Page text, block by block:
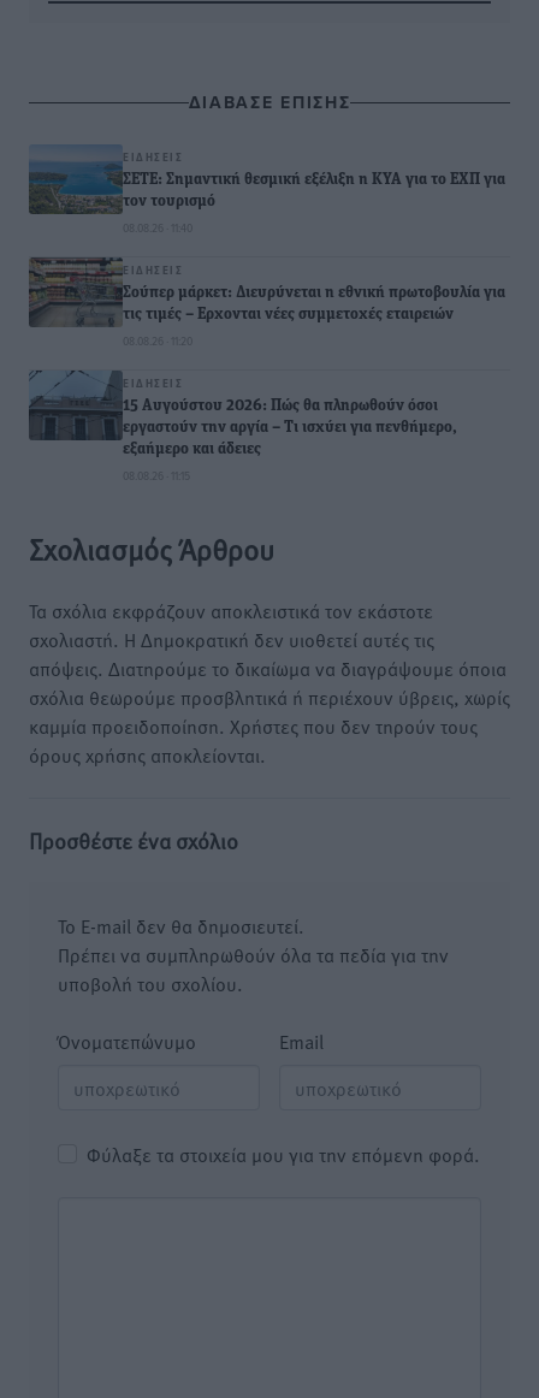
ΔΙΑΒΑΣΕ ΕΠΙΣΗΣ
ΕΙΔΉΣΕΙΣ
ΣΕΤΕ: Σημαντική θεσμική εξέλιξη η ΚΥΑ για το ΕΧΠ για
τον τουρισμό
08.08.26 · 11:40
ΕΙΔΉΣΕΙΣ
Σούπερ μάρκετ: Διευρύνεται η εθνική πρωτοβουλία για
τις τιμές – Eρχονται νέες συμμετοχές εταιρειών
08.08.26 · 11:20
ΕΙΔΉΣΕΙΣ
15 Αυγούστου 2026: Πώς θα πληρωθούν όσοι
εργαστούν την αργία – Τι ισχύει για πενθήμερο,
εξαήμερο και άδειες
08.08.26 · 11:15
Σχολιασμός Άρθρου
Τα σχόλια εκφράζουν αποκλειστικά τον εκάστοτε
σχολιαστή. Η Δημοκρατική δεν υιοθετεί αυτές τις
απόψεις. Διατηρούμε το δικαίωμα να διαγράψουμε όποια
σχόλια θεωρούμε προσβλητικά ή περιέχουν ύβρεις, χωρίς
καμμία προειδοποίηση. Χρήστες που δεν τηρούν τους
όρους χρήσης αποκλείονται.
Προσθέστε ένα σχόλιο
Το E-mail δεν θα δημοσιευτεί.
Πρέπει να συμπληρωθούν όλα τα πεδία για την
υποβολή του σχολίου.
Όνοματεπώνυμο Email
Φύλαξε τα στοιχεία μου για την επόμενη φορά.